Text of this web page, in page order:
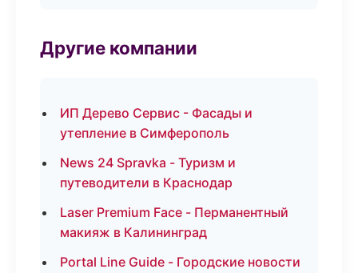
Другие компании
ИП Дерево Сервис - Фасады и
утепление в Симферополь
News 24 Spravka - Туризм и
путеводители в Краснодар
Laser Premium Face - Перманентный
макияж в Калининград
Portal Line Guide - Городские новости